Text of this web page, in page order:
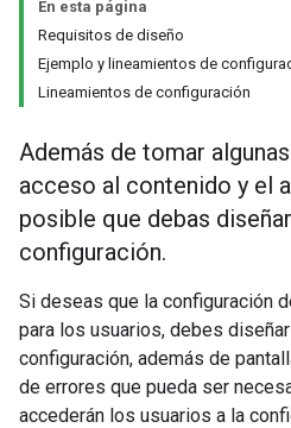
En esta página
Requisitos de diseño
Ejemplo y lineamientos de
Lineamientos de configuración
Además de tomar
acceso al contenido y el
posible que debas
configuración.
Si deseas que la configuración
para los usuarios, debes
configuración, además de
de errores que pueda ser
accederán los usuarios a la